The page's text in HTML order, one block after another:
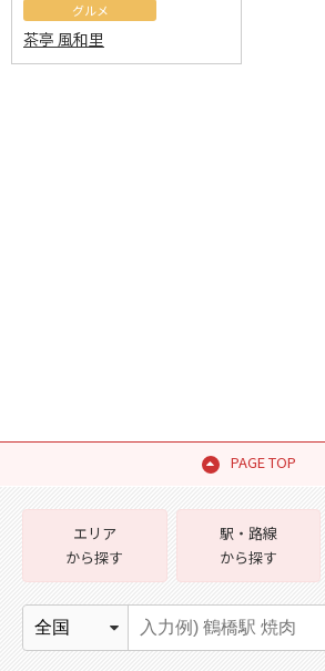
グルメ
茶亭 風和里
PAGE TOP
エリア
から探す
駅・路線
から探す